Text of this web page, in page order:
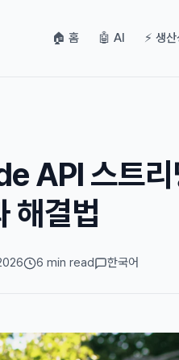
🏠 홈 🤖 AI ⚡ 생산
API 스트리
해결법
6 min read 한국어